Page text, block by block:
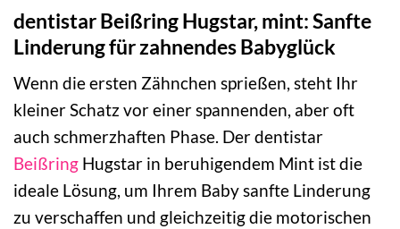
dentistar Beißring Hugstar, mint: Sanfte
Linderung für zahnendes Babyglück
Wenn die ersten Zähnchen sprießen, steht Ihr
kleiner Schatz vor einer spannenden, aber oft
auch schmerzhaften Phase. Der dentistar
Beißring Hugstar in beruhigendem Mint ist die
ideale Lösung, um Ihrem Baby sanfte Linderung
zu verschaffen und gleichzeitig die motorischen